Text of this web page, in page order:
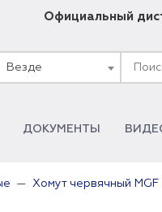
Официальный
Везде
ДОКУМЕНТЫ
Хомут червячный